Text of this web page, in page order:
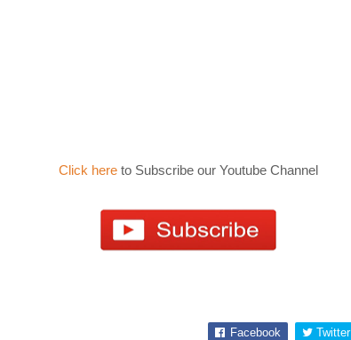
Click here to Subscribe our Youtube Channel
Facebook Twitter